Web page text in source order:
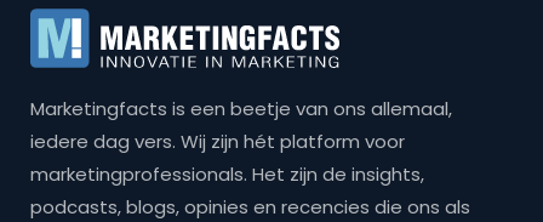
Marketingfacts is een beetje van ons allemaal,
iedere dag vers. Wij zijn hét platform voor
marketingprofessionals. Het zijn de insights,
podcasts, blogs, opinies en recencies die ons als